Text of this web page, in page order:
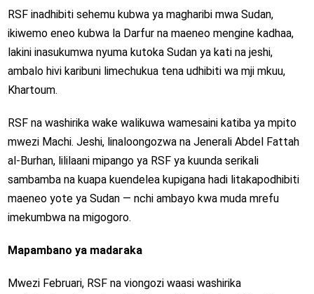
RSF inadhibiti sehemu kubwa ya magharibi mwa Sudan,
ikiwemo eneo kubwa la Darfur na maeneo mengine kadhaa,
lakini inasukumwa nyuma kutoka Sudan ya kati na jeshi,
ambalo hivi karibuni limechukua tena udhibiti wa mji mkuu,
Khartoum.
RSF na washirika wake walikuwa wamesaini katiba ya mpito
mwezi Machi. Jeshi, linaloongozwa na Jenerali Abdel Fattah
al-Burhan, lililaani mipango ya RSF ya kuunda serikali
sambamba na kuapa kuendelea kupigana hadi litakapodhibiti
maeneo yote ya Sudan — nchi ambayo kwa muda mrefu
imekumbwa na migogoro.
Mapambano ya madaraka
Mwezi Februari, RSF na viongozi waasi washirika